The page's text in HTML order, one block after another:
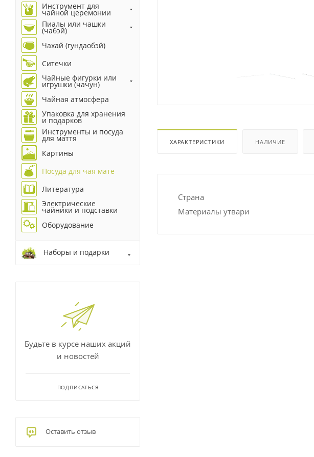
ХАРАКТЕРИСТИКИ НАЛИЧИЕ
Страна
Материалы утвари
Инструмент для
чайной церемонии
Пиалы или чашки
(чабэй)
Чахай (гундаобэй)
Ситечки
Чайные фигурки или
игрушки (чачун)
Чайная атмосфера
Упаковка для хранения
и подарков
Инструменты и посуда
для маття
Картины
Посуда для чая мате
Литература
Электрические
чайники и подставки
Оборудование
Наборы и подарки
Будьте в курсе наших акций
и новостей
ПОДПИСАТЬСЯ
Оставить отзыв